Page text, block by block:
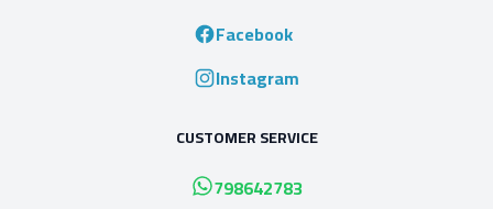
Facebook
Instagram
CUSTOMER SERVICE
798642783